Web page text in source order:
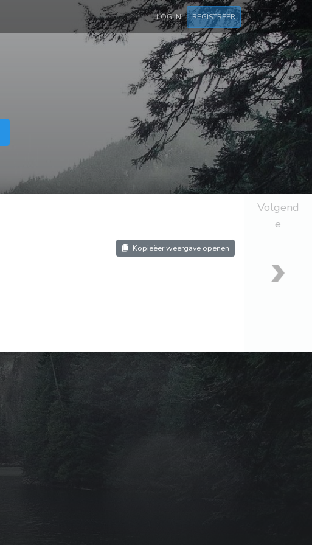
LOG IN REGISTREER
Kopieëer weergave openen
Volgend
e